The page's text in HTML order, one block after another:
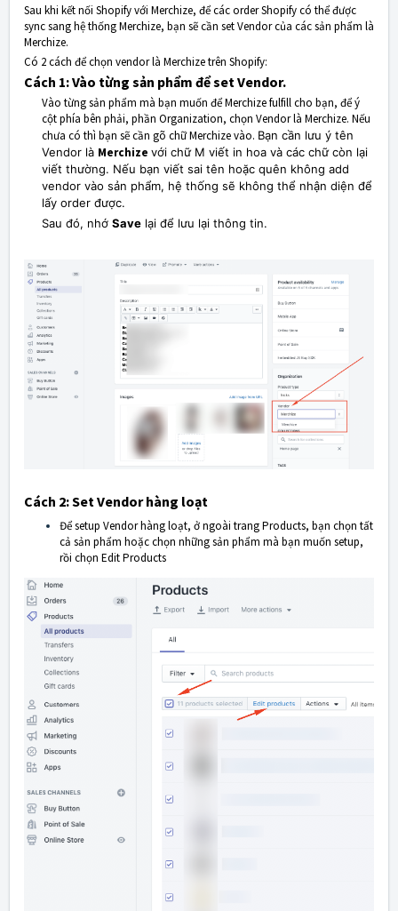
Sau khi kết nối Shopify với Merchize, để các order Shopify có thể được
sync sang hệ thống Merchize, bạn sẽ cần set Vendor của các sản phẩm là
Merchize.
Có 2 cách để chọn vendor là Merchize trên Shopify:
Cách 1: Vào từng sản phẩm để set Vendor.
Vào từng sản phẩm mà bạn muốn để Merchize fulfill cho bạn, để ý
cột phía bên phải, phần Organization, chọn Vendor là Merchize. Nếu
chưa có thì bạn sẽ cần gõ chữ Merchize vào. Bạn cần lưu ý tên
Vendor là Merchize với chữ M viết in hoa và các chữ còn lại
viết thường. Nếu bạn viết sai tên hoặc quên không add
vendor vào sản phẩm, hệ thống sẽ không thể nhận diện để
lấy order được.
Sau đó, nhớ Save lại để lưu lại thông tin.
Cách 2: Set Vendor hàng loạt
Để setup Vendor hàng loạt, ở ngoài trang Products, bạn chọn tất
cả sản phẩm hoặc chọn những sản phẩm mà bạn muốn setup,
rồi chọn Edit Products